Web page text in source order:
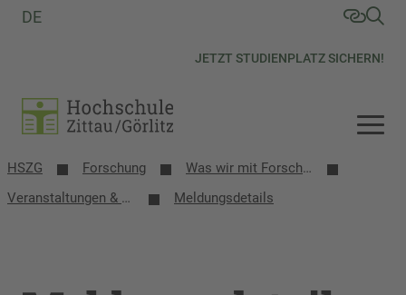
JETZT STUDIENPLATZ SICHERN!
DE
HSZG Forschung
Was wir mit Forschung bewegen
Veranstaltungen & Termine
Meldungsdetails